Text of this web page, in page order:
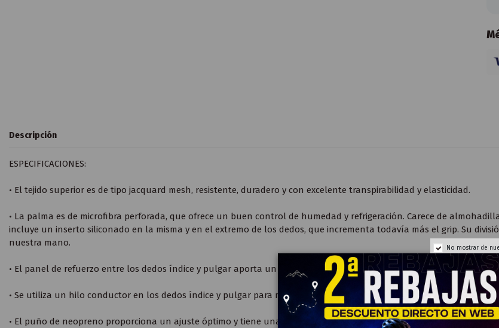
No mostrar de
Descripción
ESPECIFICACIONES:
• El tejido superior es de tipo jacquard mesh, resistente, duradero y con excelente transpirabilidad y elasticidad.
• La palma es de microfibra perforada, que ofrece un buen control de humedad y refrigeración. Carece de
incluye un inserto siliconado en la misma y en el extremo de los dedos, que incrementa todavía más el grip. Su
nuestra mano.
• El panel de refuerzo entre los dedos índice y pulgar aporta un extra de confort y resistencia al deterioro.
• Se utiliza un hilo conductor en los dedos índice y pulgar para mejorar el uso de pantallas táctiles.
• El puño de neopreno proporciona un ajuste óptimo y tiene una estudiada longitud para no limitar la movilidad de